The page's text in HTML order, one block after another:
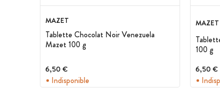
MAZET
Tablette Chocolat Noir Venezuela
Mazet 100 g
6,50 €
Indisponible
MAZET
100 g
6,50 €